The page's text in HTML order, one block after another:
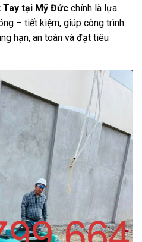
Tay tại Mỹ Đức chính là lựa
– tiết kiệm, giúp công trình
hạn, an toàn và đạt tiêu